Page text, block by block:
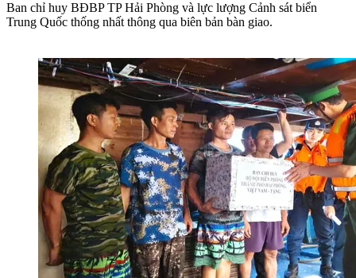
Ban chỉ huy BĐBP TP Hải Phòng và lực lượng Cảnh sát biển
Trung Quốc thống nhất thông qua biên bản bàn giao.